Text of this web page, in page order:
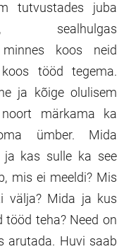
tutvustades juba
sealhulgas
minnes koos neid
tööd tegema.
ja kõige olulisem
märkama ka
ümber. Mida
ja kas sulle ka see
mis ei meeldi? Mis
välja? Mida ja kus
tööd teha? Need on
arutada. Huvi saab